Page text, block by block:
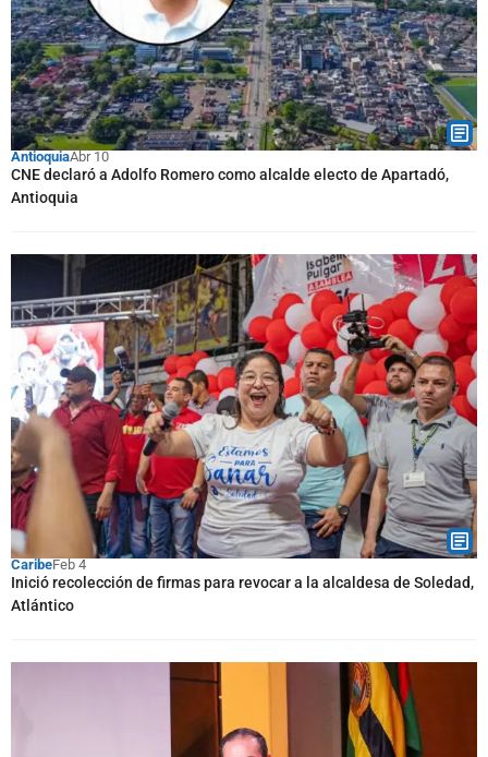
AntioquiaAbr 10
CNE declaró a Adolfo Romero como alcalde electo de Apartadó,
Antioquia
CaribeFeb 4
Inició recolección de firmas para revocar a la alcaldesa de Soledad,
Atlántico